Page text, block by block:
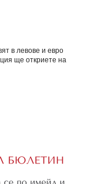
в левове и евро
ще откриете на